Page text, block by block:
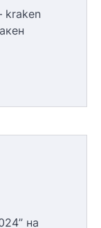
kraken
на